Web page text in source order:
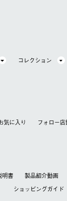
コレクション
気に⼊り フォロー店
明書 製品紹介動画
ショッピングガイド